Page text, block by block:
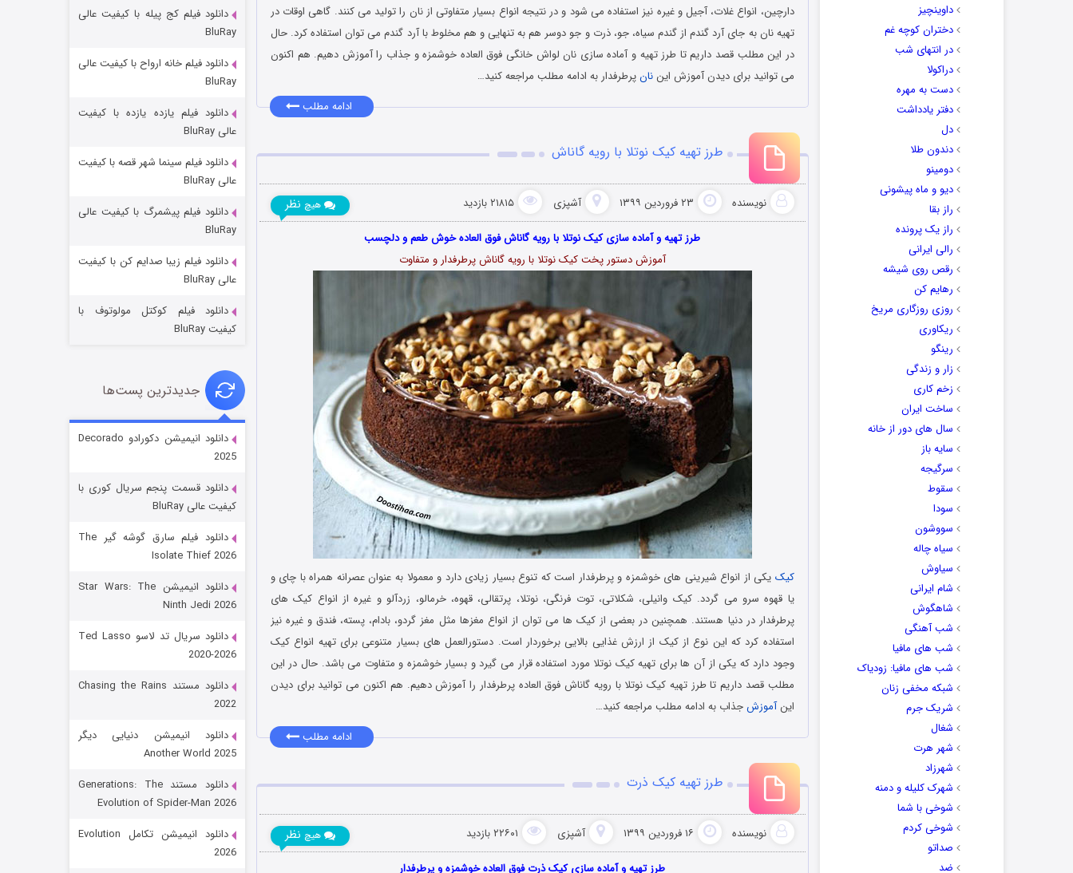
داوینچیز
دختران کوچه غم
در انتهای شب
دراکولا
دست به مهره
دفتر یادداشت
دل
دندون طلا
دومینو
دیو و ماه پیشونی
راز بقا
راز یک پرونده
رالی ایرانی
رقص روی شیشه
رهایم کن
روزی روزگاری مریخ
ریکاوری
رینگو
زار و زندگی
زخم کاری
ساخت ایران
سال های دور از خانه
سایه باز
سرگیجه
سقوط
سودا
سووشون
سیاه چاله
سیاوش
شام ایرانی
شاهگوش
شب آهنگی
شب های مافیا
شب های مافیا: زودیاک
شبکه مخفی زنان
شریک جرم
شغال
شهر هرت
شهرزاد
شهرک کلیله و دمنه
شوخی با شما
شوخی کردم
صداتو
ضد
دارچین، انواع غلات، آجیل و غیره نیز استفاده می شود و در نتیجه انواع بسیار متفاوتی از نان را تولید می کنند. گاهی اوقات در
تهیه نان به جای آرد گندم از گندم سیاه، جو، ذرت و جو دوسر هم به تنهایی و هم مخلوط با آرد گندم می توان استفاده کرد. حال
در این مطلب قصد داریم تا طرز تهیه و آماده سازی نان لواش خانگی فوق العاده خوشمزه و جذاب را آموزش دهیم. هم اکنون
می توانید برای دیدن آموزش ایننانپرطرفدار به ادامه مطلب مراجعه کنید…
ادامه مطلب
طرز تهیه کیک نوتلا با رویه گاناش
نویسنده ۲۳ فروردین ۱۳۹۹ آشپزی ۲۱۸۱۵ بازدید هیچ نظر
طرز تهیه و آماده سازی کیک نوتلا با رویه گاناش فوق العاده خوش طعم و دلچسب
آموزش دستور پخت کیک نوتلا با رویه گاناش پرطرفدار و متفاوت
کیک یکی از انواع شیرینی های خوشمزه و پرطرفدار است که تنوع بسیار زیادی دارد و معمولا به عنوان عصرانه همراه با چای و
یا قهوه سرو می گردد. کیک وانیلی، شکلاتی، توت فرنگی، نوتلا، پرتقالی، قهوه، خرمالو، زردآلو و غیره از انواع کیک های
پرطرفدار در دنیا هستند. همچنین در بعضی از کیک ها می توان از انواع مغزها مثل مغز گردو، بادام، پسته، فندق و غیره نیز
استفاده کرد که این نوع از کیک از ارزش غذایی بالایی برخوردار است. دستورالعمل های بسیار متنوعی برای تهیه انواع کیک
وجود دارد که یکی از آن ها برای تهیه کیک نوتلا مورد استفاده قرار می گیرد و بسیار خوشمزه و متفاوت می باشد. حال در این
مطلب قصد داریم تا طرز تهیه کیک نوتلا با رویه گاناش فوق العاده پرطرفدار را آموزش دهیم. هم اکنون می توانید برای دیدن
اینآموزشجذاب به ادامه مطلب مراجعه کنید…
ادامه مطلب
طرز تهیه کیک ذرت
نویسنده ۱۶ فروردین ۱۳۹۹ آشپزی ۲۲۶۰۱ بازدید هیچ نظر
طرز تهیه و آماده سازی کیک ذرت فوق العاده خوشمزه و پرطرفدار
خاندان اژدها فصل ۳
جادوگری در مغولستان
قسمت ۶ (زیرنویس)
رویایی برای تو
قسمت
دانلود فیلم کج‌ پیله با کیفیت عالی
BluRay
دانلود فیلم خانه ارواح با کیفیت عالی
BluRay
دانلود فیلم یازده یازده با کیفیت
عالی BluRay
دانلود فیلم سینما شهر قصه با کیفیت
عالی BluRay
دانلود فیلم پیشمرگ با کیفیت عالی
BluRay
دانلود فیلم زیبا صدایم کن با کیفیت
عالی BluRay
دانلود فیلم کوکتل مولوتوف با
کیفیت BluRay
جدیدترین پست‌ها
دانلود انیمیشن دکورادو Decorado
2025
دانلود قسمت پنجم سریال کوری با
کیفیت عالی BluRay
دانلود فیلم سارق گوشه گیر The
Isolate Thief 2026
دانلود انیمیشن Star Wars: The
Ninth Jedi 2026
دانلود سریال تد لاسو Ted Lasso
2020-2026
دانلود مستند Chasing the Rains
2022
دانلود انیمیشن دنیایی دیگر
Another World 2025
دانلود مستند Generations: The
Evolution of Spider-Man 2026
دانلود انیمیشن تکامل Evolution
2026